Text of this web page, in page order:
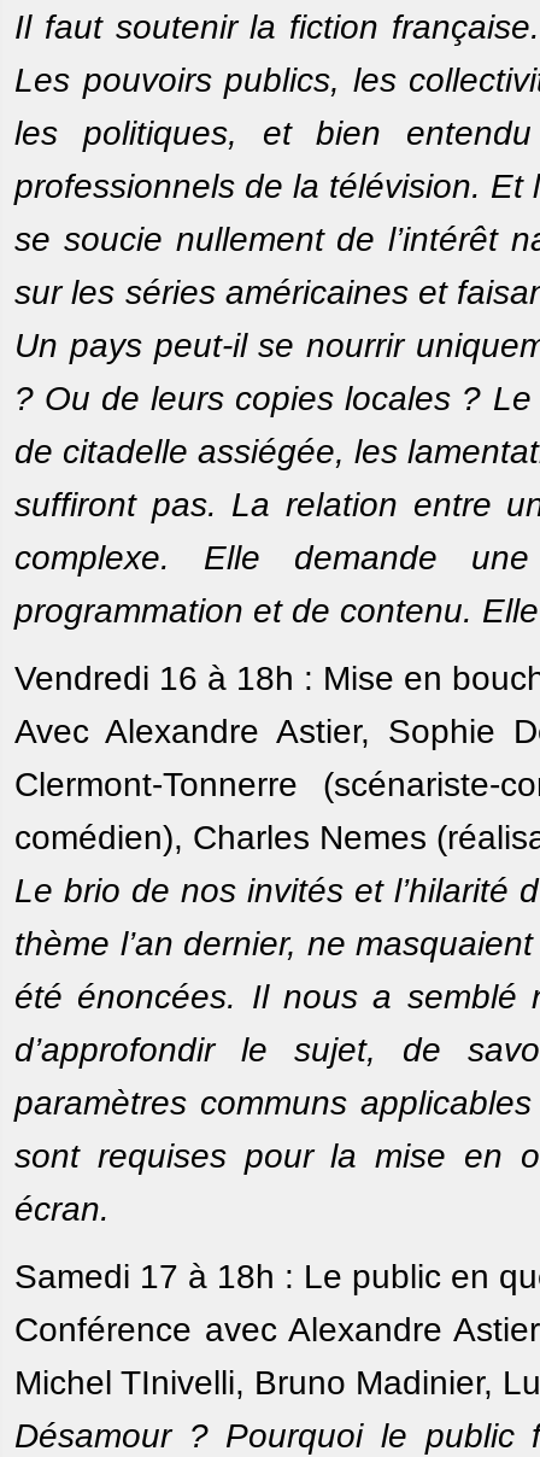
Il faut soutenir la fiction
Les pouvoirs publics, les
les politiques, et bien
professionnels de la télévision. Et
se soucie nullement de l’intérêt
sur les séries américaines et
Un pays peut-il se nourrir
? Ou de leurs copies locales ?
de citadelle assiégée, les
suffiront pas. La relation entre
complexe. Elle demande
programmation et de contenu.
Vendredi 16 à 18h : Mise en
Avec Alexandre Astier, Sophie
Clermont-Tonnerre (scénariste-
comédien), Charles Nemes
Le brio de nos invités et l’hilarité
thème l’an dernier, ne
été énoncées. Il nous a semblé
d’approfondir le sujet, de
paramètres communs
sont requises pour la mise en
écran.
Samedi 17 à 18h : Le public en
Conférence avec Alexandre
Michel TInivelli, Bruno Madinier,
Désamour ? Pourquoi le